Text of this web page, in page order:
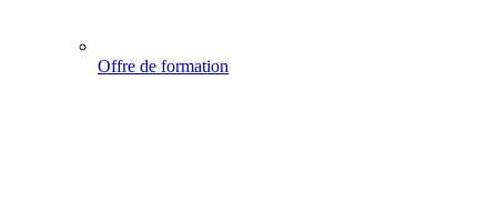
Offre de formation